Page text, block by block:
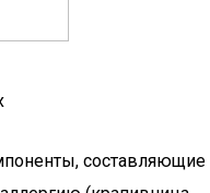
составляющие